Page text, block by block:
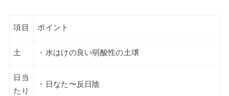
項目 ポイント
土 ・水はけの良い弱酸性の土壌
日当
たり
・日なた〜反日陰